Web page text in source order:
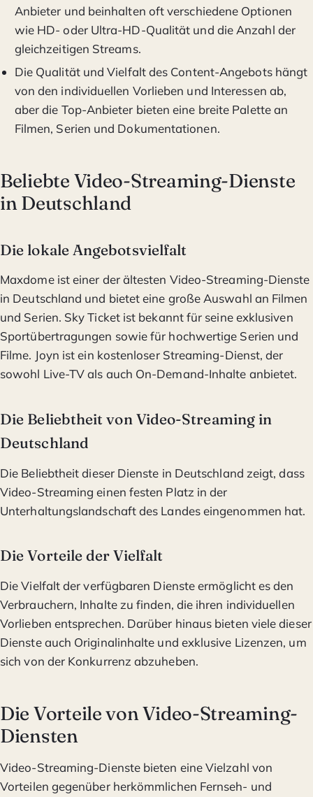
Anbieter und beinhalten oft verschiedene Optionen
wie HD- oder Ultra-HD-Qualität und die Anzahl der
gleichzeitigen Streams.
Die Qualität und Vielfalt des Content-Angebots hängt
von den individuellen Vorlieben und Interessen ab,
aber die Top-Anbieter bieten eine breite Palette an
Filmen, Serien und Dokumentationen.
Beliebte Video-Streaming-Dienste
in Deutschland
Die lokale Angebotsvielfalt
Maxdome ist einer der ältesten Video-Streaming-Dienste
in Deutschland und bietet eine große Auswahl an Filmen
und Serien. Sky Ticket ist bekannt für seine exklusiven
Sportübertragungen sowie für hochwertige Serien und
Filme. Joyn ist ein kostenloser Streaming-Dienst, der
sowohl Live-TV als auch On-Demand-Inhalte anbietet.
Die Beliebtheit von Video-Streaming in
Deutschland
Die Beliebtheit dieser Dienste in Deutschland zeigt, dass
Video-Streaming einen festen Platz in der
Unterhaltungslandschaft des Landes eingenommen hat.
Die Vorteile der Vielfalt
Die Vielfalt der verfügbaren Dienste ermöglicht es den
Verbrauchern, Inhalte zu finden, die ihren individuellen
Vorlieben entsprechen. Darüber hinaus bieten viele dieser
Dienste auch Originalinhalte und exklusive Lizenzen, um
sich von der Konkurrenz abzuheben.
Die Vorteile von Video-Streaming-
Diensten
Video-Streaming-Dienste bieten eine Vielzahl von
Vorteilen gegenüber herkömmlichen Fernseh- und